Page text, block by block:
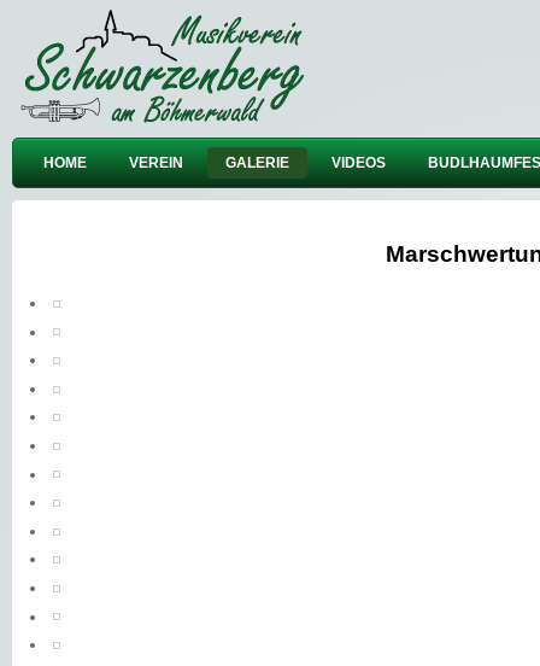
HOME VEREIN GALERIE VIDEOS